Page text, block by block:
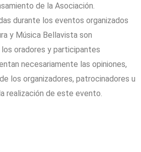
de la Asociación.
durante los eventos organizados
y Música Bellavista son
oradores y participantes
necesariamente las opiniones,
los organizadores, patrocinadores u
realización de este evento.